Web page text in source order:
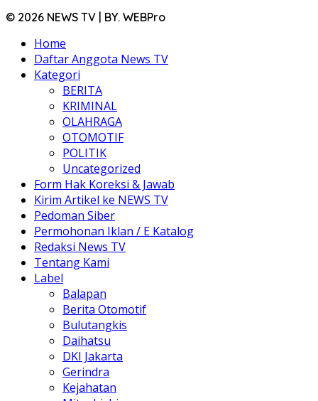
© 2026 NEWS TV | BY. WEBPro
Home
Daftar Anggota News TV
Kategori
BERITA
KRIMINAL
OLAHRAGA
OTOMOTIF
POLITIK
Uncategorized
Form Hak Koreksi & Jawab
Kirim Artikel ke NEWS TV
Pedoman Siber
Permohonan Iklan / E Katalog
Redaksi News TV
Tentang Kami
Label
Balapan
Berita Otomotif
Bulutangkis
Daihatsu
DKI Jakarta
Gerindra
Kejahatan